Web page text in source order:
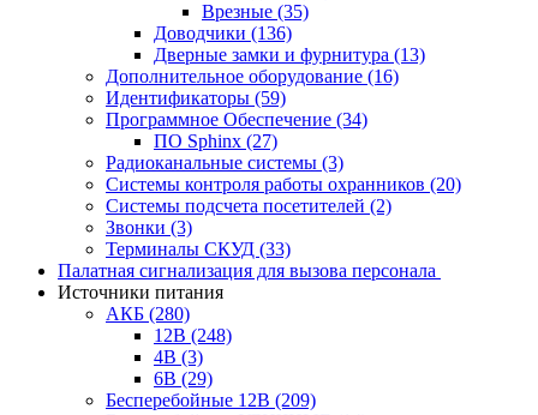
Врезные (35)
Доводчики (136)
Дверные замки и фурнитура (13)
Дополнительное оборудование (16)
Идентификаторы (59)
Программное Обеспечение (34)
ПО Sphinx (27)
Радиоканальные системы (3)
Системы контроля работы охранников (20)
Системы подсчета посетителей (2)
Звонки (3)
Терминалы СКУД (33)
Палатная сигнализация для вызова персонала
Источники питания
АКБ (280)
12В (248)
4В (3)
6В (29)
Бесперебойные 12В (209)